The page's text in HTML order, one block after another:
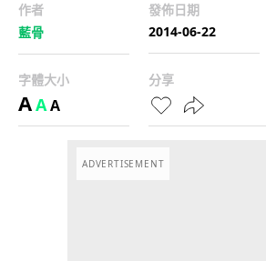
作者
藍骨
發佈日期
2014-06-22
字體大小
AAA
分享
ADVERTISEMENT